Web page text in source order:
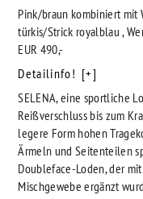
Pink/braun kombiniert mit
türkis/Strick royalblau ,
EUR 490,-
Detailinfo!
SELENA, eine sportliche
Reißverschluss bis zum
legere Form hohen
Ärmeln und Seitenteilen
Doubleface-Loden, der
Mischgewebe ergänzt